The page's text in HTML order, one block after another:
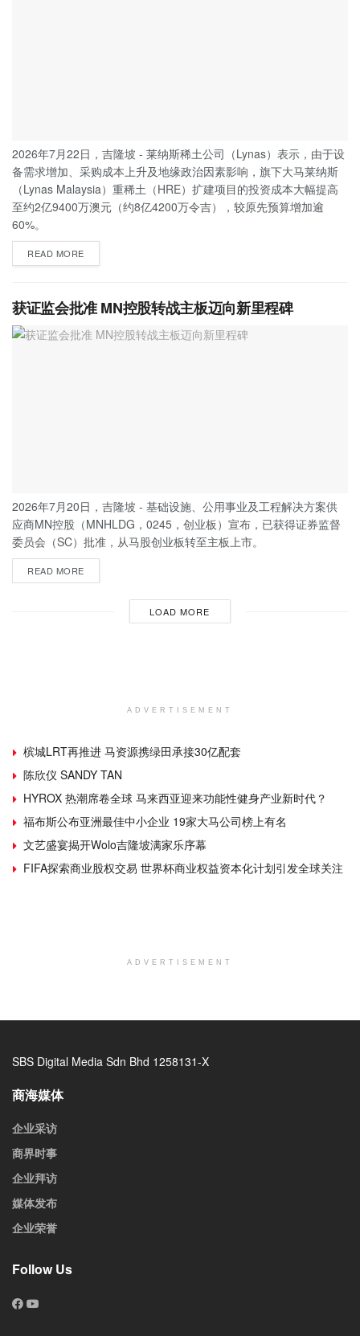
2026年7月22日，吉隆坡 - 莱纳斯稀土公司（Lynas）表示，由于设
备需求增加、采购成本上升及地缘政治因素影响，旗下大马莱纳斯
（Lynas Malaysia）重稀土（HRE）扩建项目的投资成本大幅提高
至约2亿9400万澳元（约8亿4200万令吉），较原先预算增加逾
60%。
READ MORE
获证监会批准 MN控股转战主板迈向新里程碑
2026年7月20日，吉隆坡 - 基础设施、公用事业及工程解决方案供
应商MN控股（MNHLDG，0245，创业板）宣布，已获得证券监督
委员会（SC）批准，从马股创业板转至主板上市。
READ MORE
LOAD MORE
ADVERTISEMENT
槟城LRT再推进 马资源携绿田承接30亿配套
陈欣仪 SANDY TAN
HYROX 热潮席卷全球 马来西亚迎来功能性健身产业新时代？
福布斯公布亚洲最佳中小企业 19家大马公司榜上有名
文艺盛宴揭开Wolo吉隆坡满家乐序幕
FIFA探索商业股权交易 世界杯商业权益资本化计划引发全球关注
ADVERTISEMENT
SBS Digital Media Sdn Bhd 1258131-X
商海媒体
企业采访
商界时事
企业拜访
媒体发布
企业荣誉
Follow Us